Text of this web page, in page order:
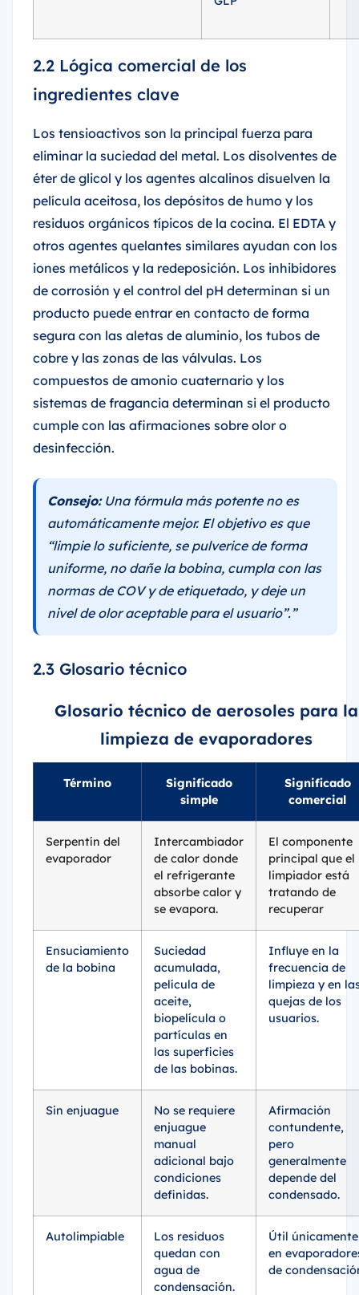
2.2 Lógica comercial de los
ingredientes clave
Los tensioactivos son la principal fuerza para
eliminar la suciedad del metal. Los disolventes de
éter de glicol y los agentes alcalinos disuelven la
película aceitosa, los depósitos de humo y los
residuos orgánicos típicos de la cocina. El EDTA y
otros agentes quelantes similares ayudan con los
iones metálicos y la redeposición. Los inhibidores
de corrosión y el control del pH determinan si un
producto puede entrar en contacto de forma
segura con las aletas de aluminio, los tubos de
cobre y las zonas de las válvulas. Los
compuestos de amonio cuaternario y los
sistemas de fragancia determinan si el producto
cumple con las afirmaciones sobre olor o
desinfección.
Consejo:Una fórmula más potente no es
automáticamente mejor. El objetivo es que
“limpie lo suficiente, se pulverice de forma
uniforme, no dañe la bobina, cumpla con las
normas de COV y de etiquetado, y deje un
nivel de olor aceptable para el usuario”.”
2.3 Glosario técnico
Glosario técnico de aerosoles para la
limpieza de evaporadores
Término
Significado
simple
Significado
comercial
Serpentín del
evaporador
Intercambiador
de calor donde
el refrigerante
absorbe calor y
se evapora.
El componente
principal que el
limpiador está
tratando de
recuperar
Ensuciamiento
de la bobina
Suciedad
acumulada,
película de
aceite,
biopelícula o
partículas en
las superficies
de las bobinas.
Influye en la
frecuencia de
limpieza y en
quejas de los
usuarios.
Sin enjuague
No se requiere
enjuague
manual
adicional bajo
condiciones
definidas.
Afirmación
contundente,
pero
generalmente
depende del
condensado.
Autolimpiable
Los residuos
quedan con
agua de
condensación.
Útil únicamente
en
de